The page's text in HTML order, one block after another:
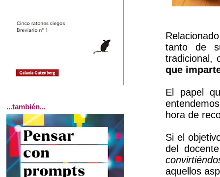
tanto de
tradicional,
que
El papel
hora de
Si el
del
convirtién
aquellos
...también...